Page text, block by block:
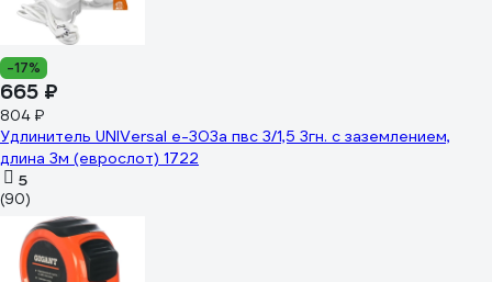
-17%
665 ₽
804 ₽
Удлинитель UNIVersal е-303а пвс 3/1,5 3гн. с заземлением,
длина 3м (еврослот) 1722
5
(90)